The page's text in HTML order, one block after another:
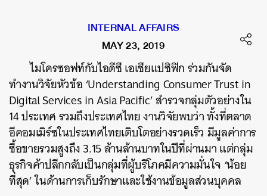
INTERNAL AFFAIRS
MAY 23, 2019
ไมโครซอฟท์กับไอดีซี เอเชียแปซิฟิก ร่วมกันจัด
ทำงานวิจัยหัวข้อ ‘Understanding Consumer Trust in
Digital Services in Asia Pacific’ สำรวจกลุ่มตัวอย่างใน
14 ประเทศ รวมถึงประเทศไทย งานวิจัยพบว่า ทั้งที่ตลาด
อีคอมเมิร์ซในประเทศไทยเติบโตอย่างรวดเร็ว มีมูลค่าการ
ซื้อขายรวมสูงถึง 3.15 ล้านล้านบาทในปีที่ผ่านมา แต่กลุ่ม
ธุรกิจค้าปลีกกลับเป็นกลุ่มที่ผู้บริโภคมีความมั่นใจ ‘น้อย
ที่สุด’ ในด้านการเก็บรักษาและใช้งานข้อมูลส่วนบุคคล